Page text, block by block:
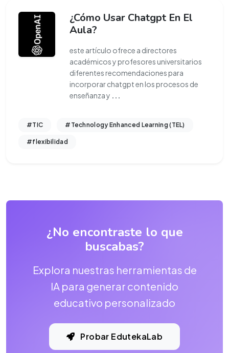
¿Cómo Usar Chatgpt En El
Aula?
este artículo ofrece a directores
académicos y profesores universitarios
diferentes recomendaciones para
incorporar chatgpt en los procesos de
enseñanza y ...
#TIC #Technology Enhanced Learning (TEL)
#flexibilidad
¿No encontraste lo que
buscabas?
Explora nuestras herramientas de
IA para generar contenido
educativo personalizado
Probar EdutekaLab